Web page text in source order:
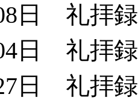
日 礼拝
日 礼拝
日 礼拝